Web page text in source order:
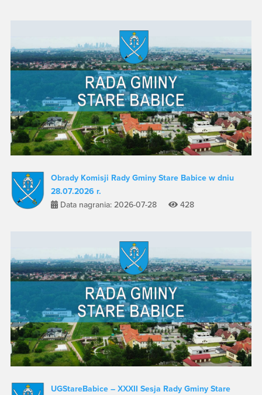
Obrady Komisji Rady Gminy Stare Babice w dniu
28.07.2026 r.
Data nagrania: 2026-07-28
428
UGStareBabice – XXXII Sesja Rady Gminy Stare